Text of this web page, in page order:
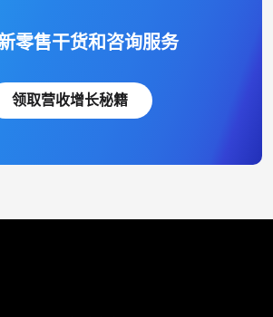
零售干货和咨询服务
领取营收增长秘籍